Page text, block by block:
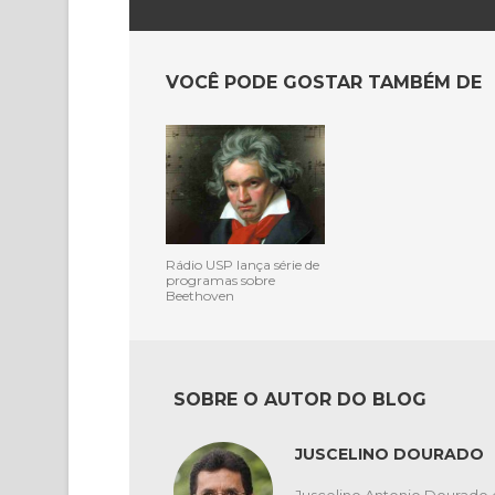
VOCÊ PODE GOSTAR TAMBÉM DE
Rádio USP lança série de
programas sobre
Beethoven
SOBRE O AUTOR DO BLOG
JUSCELINO DOURADO